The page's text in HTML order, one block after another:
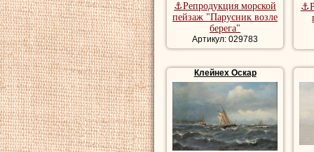
⚓Репродукция морской
пейзаж "Парусник возле
берега"
Артикул: 029783
Клейнех Оскар